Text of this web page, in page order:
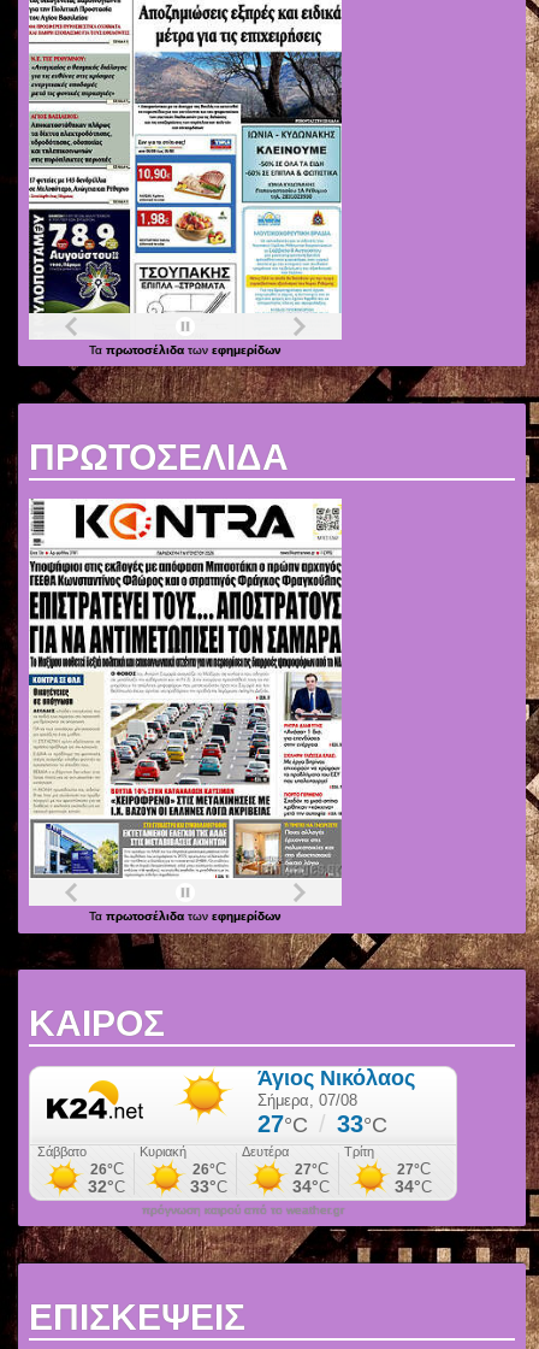
Τα πρωτοσέλιδα των εφημερίδων
ΠΡΩΤΟΣΕΛΙΔΑ
Τα πρωτοσέλιδα των εφημερίδων
ΚΑΙΡΟΣ
πρόγνωση καιρού από το weather.gr
ΕΠΙΣΚΕΨΕΙΣ